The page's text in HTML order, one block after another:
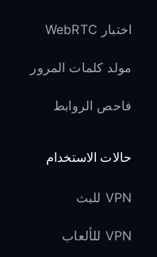
اختبار WebRTC
مولد كلمات المرور
فاحص الروابط
حالات الاستخدام
VPN للبث
VPN للألعاب